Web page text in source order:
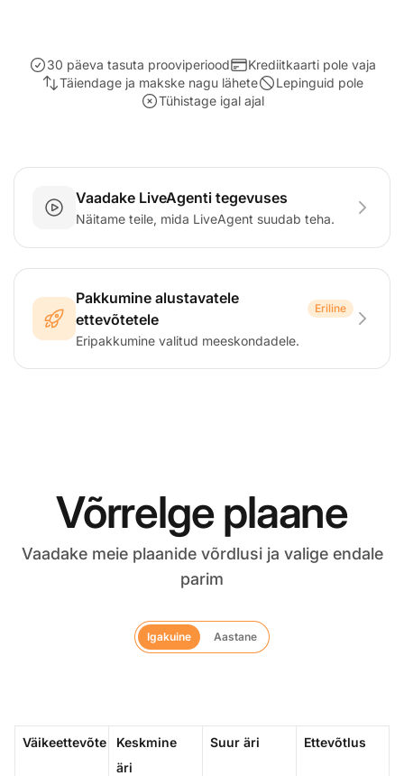
30 päeva tasuta prooviperiood
Krediitkaarti pole vaja
Täiendage ja makske nagu lähete
Lepinguid pole
Tühistage igal ajal
Vaadake LiveAgenti tegevuses
Näitame teile, mida LiveAgent suudab teha.
Pakkumine alustavatele
ettevõtetele
Eriline
Eripakkumine valitud meeskondadele.
Võrrelge plaane
Vaadake meie plaanide võrdlusi ja valige endale
parim
Igakuine Aastane
Väikeettevõte
Keskmine
äri
Suur äri Ettevõtlus